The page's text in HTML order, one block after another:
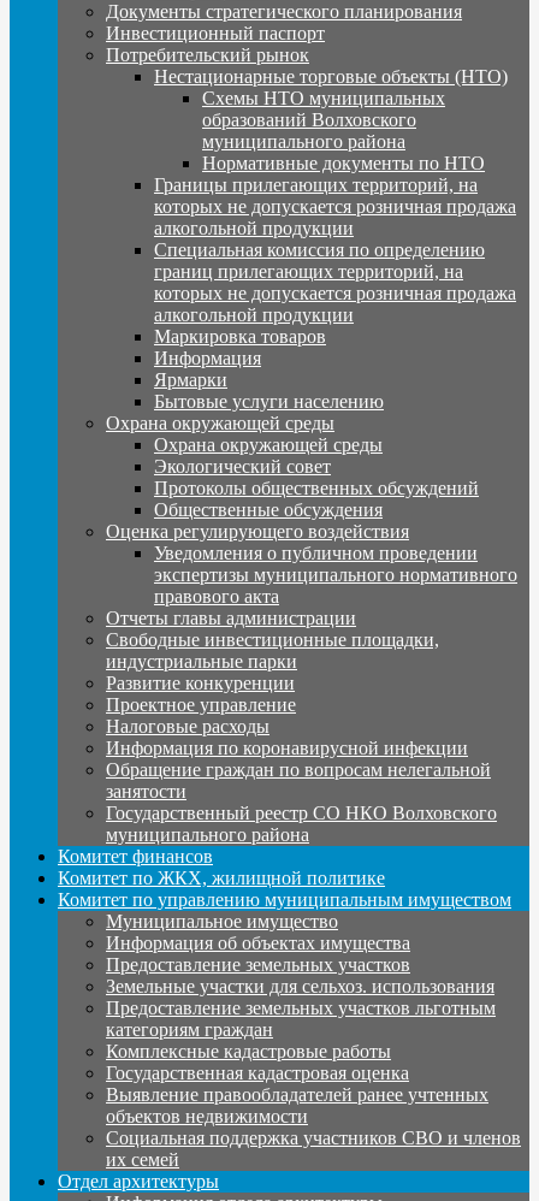
Документы стратегического планирования
Инвестиционный паспорт
Потребительский рынок
Нестационарные торговые объекты (НТО)
Схемы НТО муниципальных
образований Волховского
муниципального района
Нормативные документы по НТО
Границы прилегающих территорий, на
которых не допускается розничная продажа
алкогольной продукции
Специальная комиссия по определению
границ прилегающих территорий, на
которых не допускается розничная продажа
алкогольной продукции
Маркировка товаров
Информация
Ярмарки
Бытовые услуги населению
Охрана окружающей среды
Охрана окружающей среды
Экологический совет
Протоколы общественных обсуждений
Общественные обсуждения
Оценка регулирующего воздействия
Уведомления о публичном проведении
экспертизы муниципального нормативного
правового акта
Отчеты главы администрации
Свободные инвестиционные площадки,
индустриальные парки
Развитие конкуренции
Проектное управление
Налоговые расходы
Информация по коронавирусной инфекции
Обращение граждан по вопросам нелегальной
занятости
Государственный реестр СО НКО Волховского
муниципального района
Комитет финансов
Комитет по ЖКХ, жилищной политике
Комитет по управлению муниципальным имуществом
Муниципальное имущество
Информация об объектах имущества
Предоставление земельных участков
Земельные участки для сельхоз. использования
Предоставление земельных участков льготным
категориям граждан
Комплексные кадастровые работы
Государственная кадастровая оценка
Выявление правообладателей ранее учтенных
объектов недвижимости
Социальная поддержка участников СВО и членов
их семей
Отдел архитектуры